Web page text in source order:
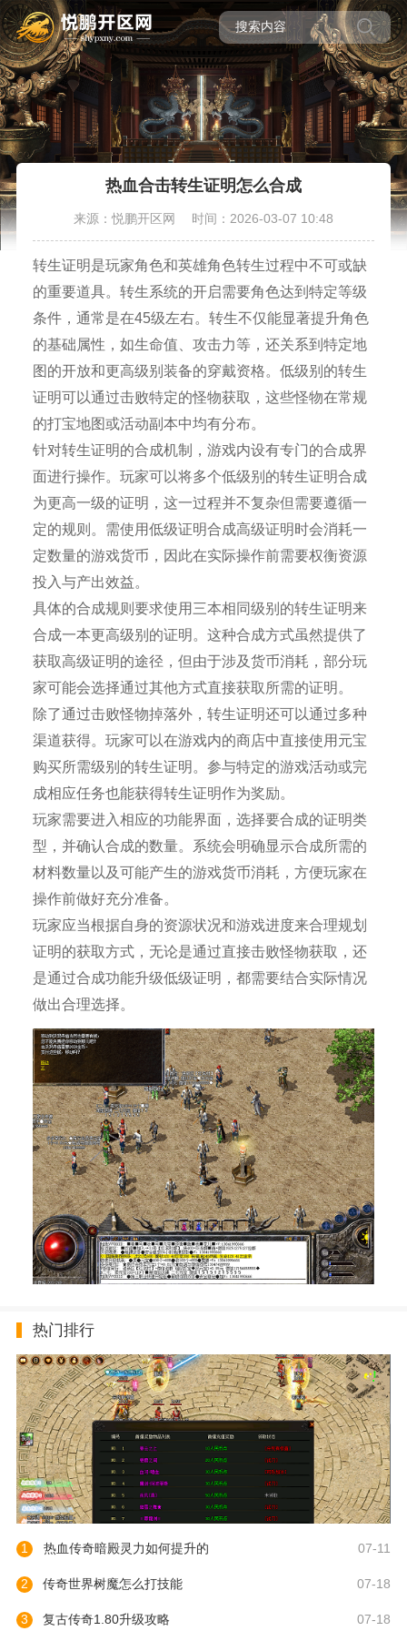
热血合击转生证明怎么合成
来源：悦鹏开区网 时间：2026-03-07 10:48
转生证明是玩家角色和英雄角色转生过程中不可或缺
的重要道具。转生系统的开启需要角色达到特定等级
条件，通常是在45级左右。转生不仅能显著提升角色
的基础属性，如生命值、攻击力等，还关系到特定地
图的开放和更高级别装备的穿戴资格。低级别的转生
证明可以通过击败特定的怪物获取，这些怪物在常规
的打宝地图或活动副本中均有分布。
针对转生证明的合成机制，游戏内设有专门的合成界
面进行操作。玩家可以将多个低级别的转生证明合成
为更高一级的证明，这一过程并不复杂但需要遵循一
定的规则。需使用低级证明合成高级证明时会消耗一
定数量的游戏货币，因此在实际操作前需要权衡资源
投入与产出效益。
具体的合成规则要求使用三本相同级别的转生证明来
合成一本更高级别的证明。这种合成方式虽然提供了
获取高级证明的途径，但由于涉及货币消耗，部分玩
家可能会选择通过其他方式直接获取所需的证明。
除了通过击败怪物掉落外，转生证明还可以通过多种
渠道获得。玩家可以在游戏内的商店中直接使用元宝
购买所需级别的转生证明。参与特定的游戏活动或完
成相应任务也能获得转生证明作为奖励。
玩家需要进入相应的功能界面，选择要合成的证明类
型，并确认合成的数量。系统会明确显示合成所需的
材料数量以及可能产生的游戏货币消耗，方便玩家在
操作前做好充分准备。
玩家应当根据自身的资源状况和游戏进度来合理规划
证明的获取方式，无论是通过直接击败怪物获取，还
是通过合成功能升级低级证明，都需要结合实际情况
做出合理选择。
热门排行
1 热血传奇暗殿灵力如何提升的 07-11
2 传奇世界树魔怎么打技能 07-18
3 复古传奇1.80升级攻略 07-18